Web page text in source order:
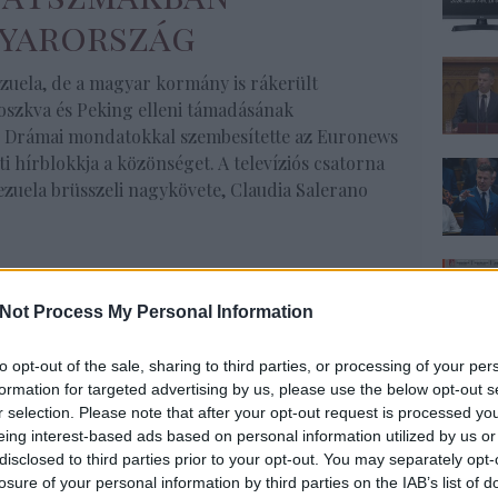
Process My Personal Information
opt-out of the sale, sharing to third parties, or processing of your
for targeted advertising by us, please use the below opt-out
selection. Please note that after your opt-out request is processed
interest-based ads based on personal information utilized by us
to third parties prior to your opt-out. You may separately
of your personal information by third parties on the IAB’s list of
de a magyar kormány is rákerült
és Peking elleni támadásának
mondatokkal szembesítette az Euronews
hírblokkja a közönséget. A televíziós csatorna
brüsszeli nagykövete, Claudia Salerano
,Irak ,Brazília,Venezuela,Oroszország
,Rákóczi Ferenc,Gorbacsov,BRICS,Hruscsov,
Juan Guaido Nemzetközi Valutalap Jakov Kedmi